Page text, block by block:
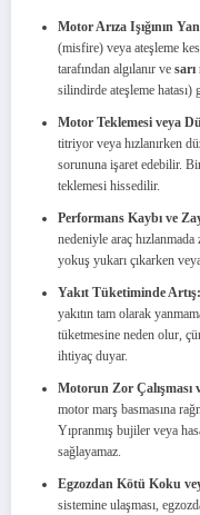
Motor Arıza Işığının
(misfire) veya ateşleme
tarafından algılanır ve sarı
silindirde ateşleme
Motor Teklemesi veya
titriyor veya hızlanırken
sorununa işaret edebilir.
teklemesi hissedilir.
Performans Kaybı ve
nedeniyle araç
yokuş yukarı çıkarken
Yakıt Tüketiminde Artış:
yakıtın tam olarak
tüketmesine neden olur,
ihtiyaç duyar.
Motorun Zor Çalışması
motor marş basmasına
Yıpranmış bujiler veya
sağlayamaz.
Egzozdan Kötü Koku
sistemine ulaşması,